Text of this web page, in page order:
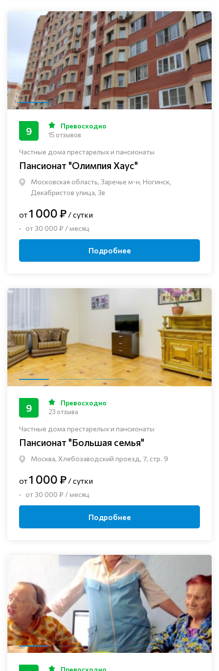
Частные дома престарелых и пансионаты
Пансионат "Олимпия Хаус"
Московская область, Заречье м-н, Ногинск, ​
Декабристов улица, 3в
9 Превосходно
15 отзывов
от1 000 ₽ / сутки
от 30 000 ₽ / месяц
Подробнее
Частные дома престарелых и пансионаты
Пансионат "Большая семья"
Москва, Хлебозаводский проезд, 7, стр. 9
9 Превосходно
23 отзыва
от1 000 ₽ / сутки
от 30 000 ₽ / месяц
Подробнее